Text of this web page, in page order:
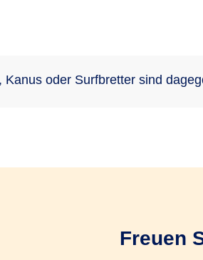
Kanus oder Surfbretter sind
Freuen